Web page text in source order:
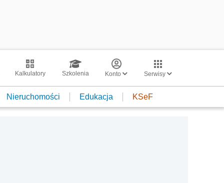
Kalkulatory Szkolenia Konto Serwisy
Nieruchomości Edukacja KSeF